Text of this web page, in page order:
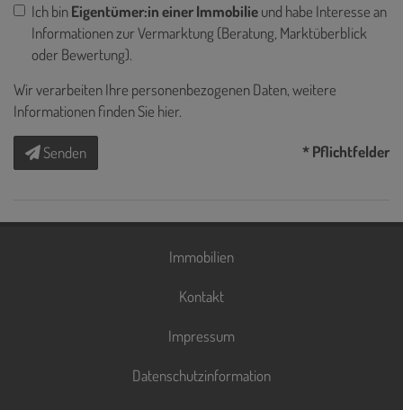
Ich binEigentümer:in einer Immobilieund habe Interesse an
Informationen zur Vermarktung (Beratung, Marktüberblick
oder Bewertung).
Wir verarbeiten Ihre personenbezogenen Daten, weitere
Informationen finden Sie hier.
Senden * Pflichtfelder
Immobilien
Kontakt
Impressum
Datenschutzinformation